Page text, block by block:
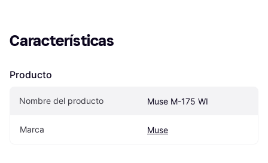
Características
Producto
Nombre del producto Muse M-175 WI
Marca Muse